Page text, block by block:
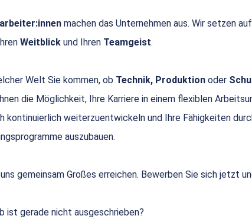
machen das Unternehmen aus. Wir setzen
Weitblick und Ihren Teamgeist.
Welt Sie kommen, ob Technik, Produktion oder
die Möglichkeit, Ihre Karriere in einem flexiblen
kontinuierlich weiterzuentwickeln und Ihre Fähigkeiten
auszubauen.
gemeinsam Großes erreichen. Bewerben Sie sich jetzt
ist gerade nicht ausgeschrieben?